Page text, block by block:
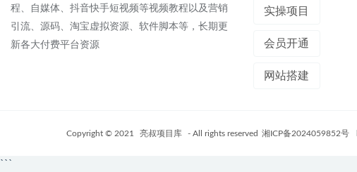
程、自媒体、抖音快手短视频等视频教程以及营销
引流、源码、淘宝虚拟资源、软件脚本等，长期更
新各大付费平台资源
实操项目
会员开通
网站搭建
Copyright © 2021 亮叔项目库 - All rights reserved 湘ICP备2024059852号
```